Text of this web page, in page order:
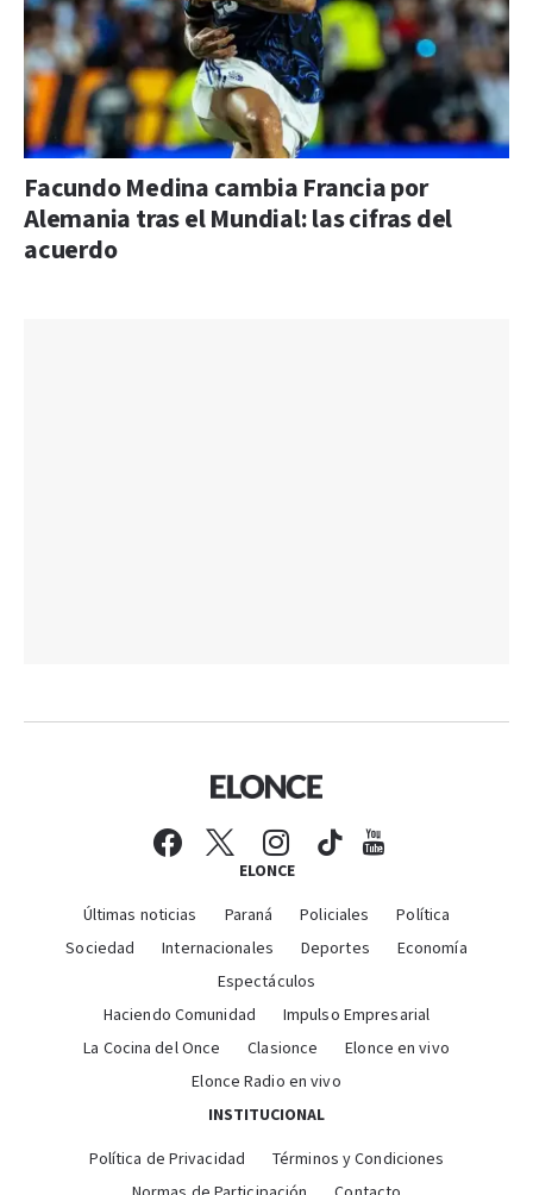
Facundo Medina cambia Francia por
Alemania tras el Mundial: las cifras del
acuerdo
ELONCE
Últimas noticias Paraná Policiales
Política
Sociedad
Internacionales Deportes
Economía
Espectáculos
Haciendo Comunidad
Impulso Empresarial
La Cocina del Once
Clasionce
Elonce en vivo
Elonce Radio en vivo
INSTITUCIONAL
Política de Privacidad
Términos y Condiciones